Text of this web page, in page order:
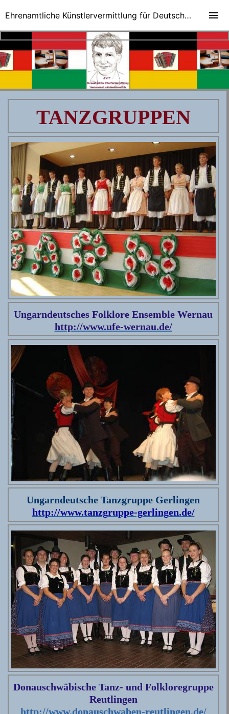
TANZGRUPPEN
Ungarndeutsches Folklore Ensemble Wernau
http://www.ufe-wernau.de/
Ungarndeutsche Tanzgruppe Gerlingen
http://www.tanzgruppe-gerlingen.de/
Donauschwäbische Tanz- und Folkloregruppe
Reutlingen
http://www.donauschwaben-reutlingen.de/
Ehrenamtliche Künstlervermittlung für Deutsch-Ungarische Veranstaltungen